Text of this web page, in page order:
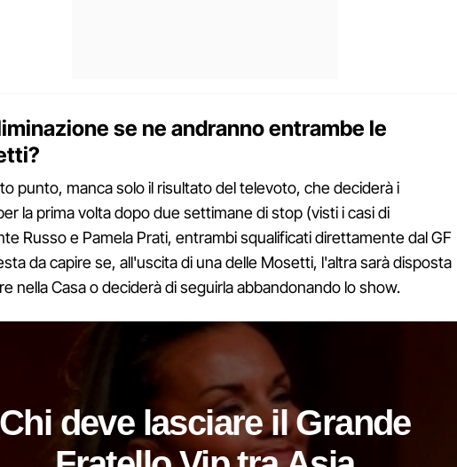
se ne andranno entrambe le
punto, manca solo il risultato del televoto, che deciderà i
la prima volta dopo due settimane di stop (visti i casi di
Russo e Pamela Prati, entrambi squalificati direttamente dal GF
da capire se, all'uscita di una delle Mosetti, l'altra sarà disposta
nella Casa o deciderà di seguirla abbandonando lo show.